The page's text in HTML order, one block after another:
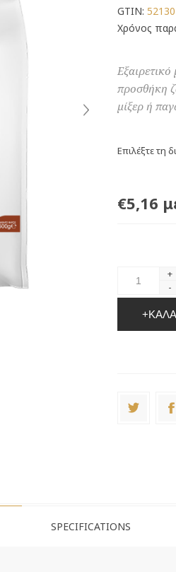
GTIN:
Χρόνος
προσθήκη
μίξερ ή
Επιλέξτε τη
€5,16
+
-
SPECIFICATIONS